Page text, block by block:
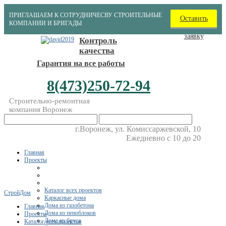
ПРИГЛАШАЕМ К СОТРУДНИЧЕСВУ СТРОИТЕЛЬНЫЕ
КОМПАНИИ И БРИГАДЫ
Оставить
заявку
Контроль
качества
Гарантия на все работы
8(473)250-72-94
Строительно-ремонтная
компания Воронеж
г.Воронеж, ул. Комиссаржевской, 10
Ежедневно с 10 до 20
Главная
Проекты
Каталог всех проектов
Каркасные дома
Дома из газобетона
Дома из пеноблоков
Дома из бруса
СтройДом
Главная
Проекты
Каталог всех проектов